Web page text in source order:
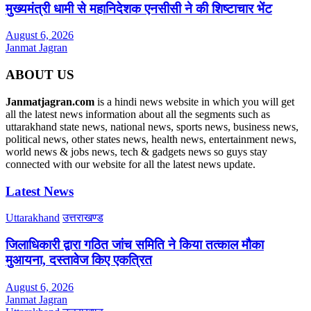
मुख्यमंत्री धामी से महानिदेशक एनसीसी ने की शिष्टाचार भेंट
August 6, 2026
Janmat Jagran
ABOUT US
Janmatjagran.com is a hindi news website in which you will get
all the latest news information about all the segments such as
uttarakhand state news, national news, sports news, business news,
political news, other states news, health news, entertainment news,
world news & jobs news, tech & gadgets news so guys stay
connected with our website for all the latest news update.
Latest News
Uttarakhand उत्तराखण्ड
जिलाधिकारी द्वारा गठित जांच समिति ने किया तत्काल मौका
मुआयना, दस्तावेज किए एकत्रित
August 6, 2026
Janmat Jagran